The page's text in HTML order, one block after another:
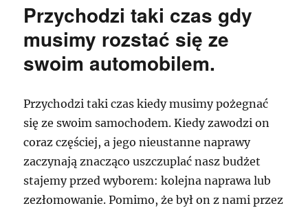
Przychodzi taki czas gdy
musimy rozstać się ze
swoim automobilem.
Przychodzi taki czas kiedy musimy pożegnać
się ze swoim samochodem. Kiedy zawodzi on
coraz częściej, a jego nieustanne naprawy
zaczynają znacząco uszczuplać nasz budżet
stajemy przed wyborem: kolejna naprawa lub
zezłomowanie. Pomimo, że był on z nami przez